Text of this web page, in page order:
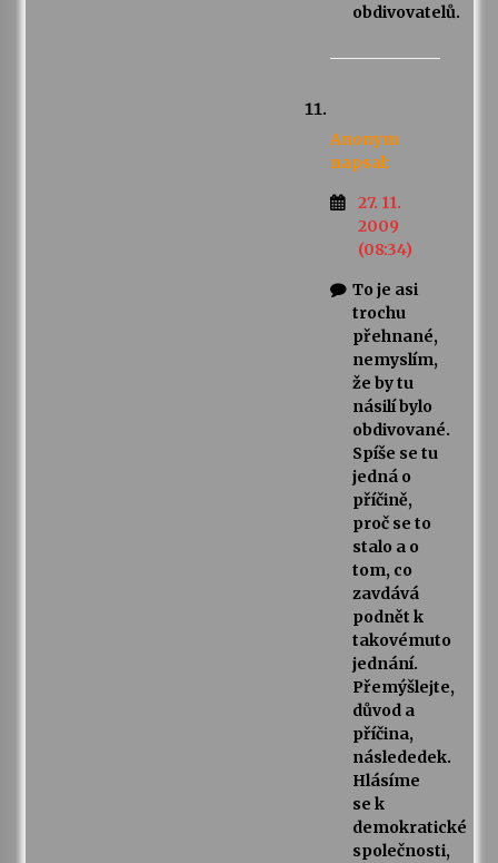
obdivovatelů.
Anonym
napsal:
27. 11.
2009
(08:34)
To je asi
trochu
přehnané,
nemyslím,
že by tu
násilí bylo
obdivované.
Spíše se tu
jedná o
příčině,
proč se to
stalo a o
tom, co
zavdává
podnět k
takovémuto
jednání.
Přemýšlejte,
důvod a
příčina,
následedek.
Hlásíme
se k
demokratické
společnosti,